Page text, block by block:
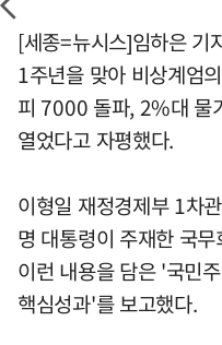
[세종=뉴시스]임하은 기
1주년을 맞아 비상계엄
피 7000 돌파, 2%대 물
열었다고 자평했다.
이형일 재정경제부 1차
명 대통령이 주재한 국
이런 내용을 담은 '국민
핵심성과'를 보고했다.